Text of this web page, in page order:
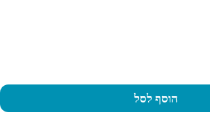
הוסף לסל